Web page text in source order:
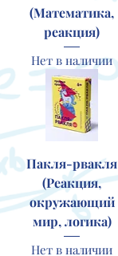
(Математика,
реакция)
Нет в наличии
Пакля-рвакля
(Реакция,
окружающий
мир, логика)
Нет в наличии